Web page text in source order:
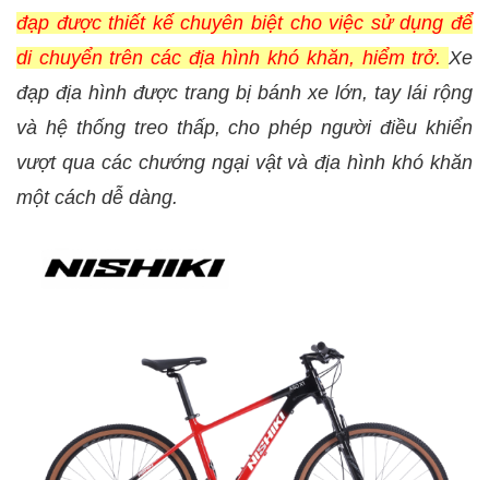
đạp được thiết kế chuyên biệt cho việc sử dụng để
di chuyển trên các địa hình khó khăn, hiểm trở. Xe
đạp địa hình được trang bị bánh xe lớn, tay lái rộng
và hệ thống treo thấp, cho phép người điều khiển
vượt qua các chướng ngại vật và địa hình khó khăn
một cách dễ dàng.